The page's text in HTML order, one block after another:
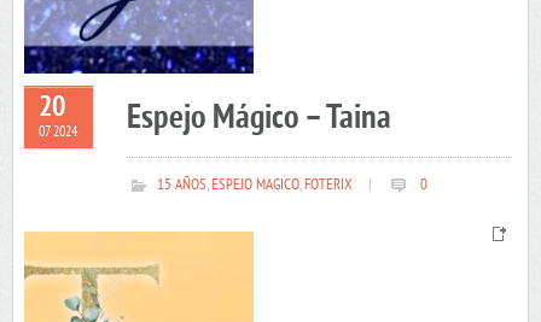
20
07 2024 Espejo Mágico – Taina
15 AÑOS,ESPEJO MAGICO,FOTERIX 0